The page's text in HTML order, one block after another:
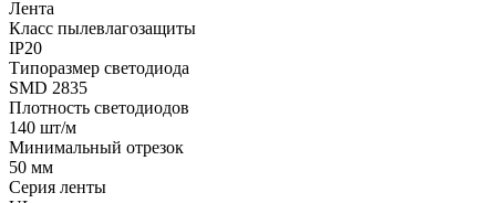
Лента
Класс пылевлагозащиты
IP20
Типоразмер светодиода
SMD 2835
Плотность светодиодов
140 шт/м
Минимальный отрезок
50 мм
Серия ленты